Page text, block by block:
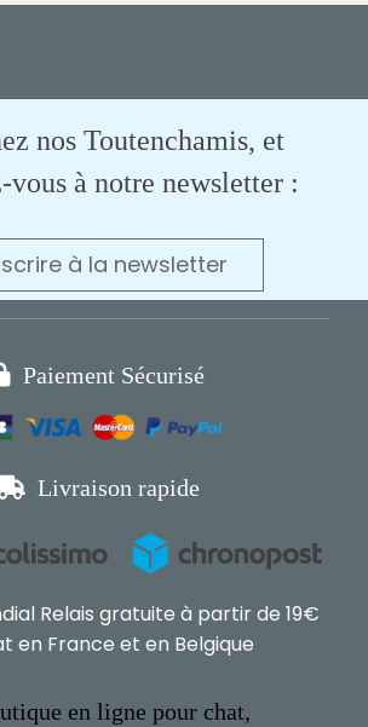
nos Toutenchamis, et
à notre newsletter :
à la newsletter
Paiement Sécurisé
 Livraison rapide
Relais gratuite à partir de 19€
en France et en Belgique
en ligne pour chat,